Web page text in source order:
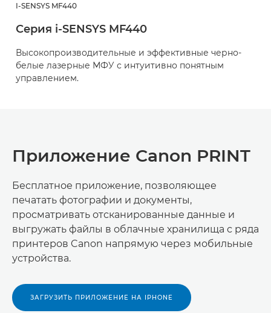
I-SENSYS MF440
Серия i-SENSYS MF440
Высокопроизводительные и эффективные черно-
белые лазерные МФУ с интуитивно понятным
управлением.
Приложение Canon PRINT
Бесплатное приложение, позволяющее
печатать фотографии и документы,
просматривать отсканированные данные и
выгружать файлы в облачные хранилища с ряда
принтеров Canon напрямую через мобильные
устройства.
ЗАГРУЗИТЬ ПРИЛОЖЕНИЕ НА IPHONE